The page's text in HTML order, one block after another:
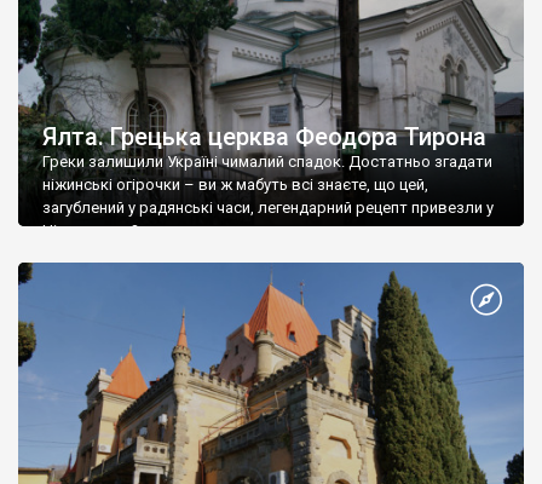
Ялта. Грецька церква Феодора Тирона
Греки залишили Україні чималий спадок. Достатньо згадати
ніжинські огірочки – ви ж мабуть всі знаєте, що цей,
загублений у радянські часи, легендарний рецепт привезли у
Ніжин греки?